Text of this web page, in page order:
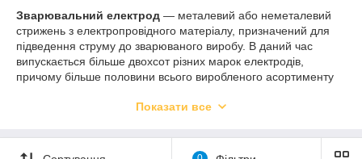
Зварювальний електрод — металевий або неметалевий
стрижень з електропровідного матеріалу, призначений для
підведення струму до зварюваного виробу. В даний час
випускається більше двохсот різних марок електродів,
причому більше половини всього виробленого асортименту
Показати все